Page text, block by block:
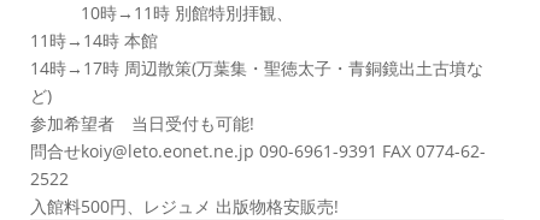
10時→11時 別館特別拝観、
11時→14時 本館
14時→17時 周辺散策(万葉集・聖徳太子・青銅鏡出土古墳な
ど)
参加希望者 当日受付も可能!
問合せkoiy@leto.eonet.ne.jp 090-6961-9391 FAX 0774-62-
2522
入館料500円、レジュメ 出版物格安販売!